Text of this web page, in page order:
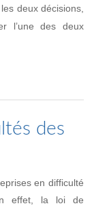
deux décisions,
l’une des deux
des
en difficulté
effet, la loi de